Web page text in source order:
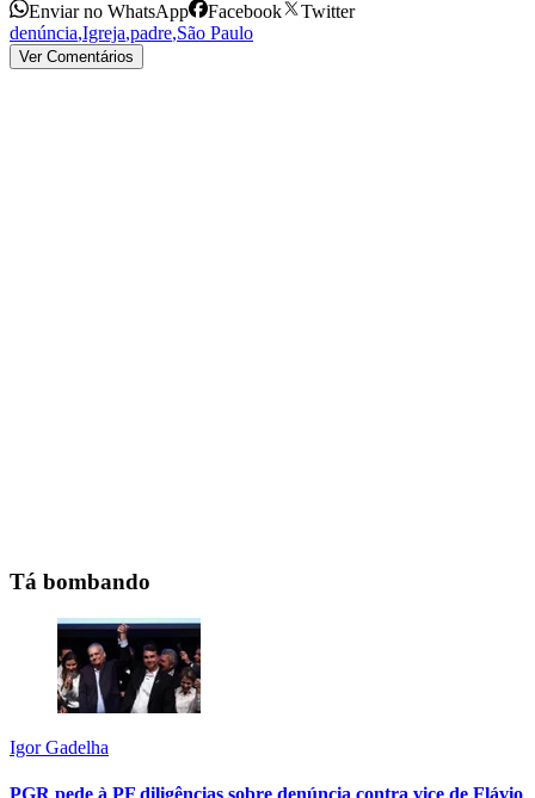
Enviar no WhatsApp Facebook
Twitter
denúncia,Igreja,padre,São Paulo
Ver Comentários
Tá bombando
Igor Gadelha